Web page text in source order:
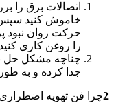
اتصالات برق را
خاموش کنید سپس
حرکت روان نبود
را روغن کاری
چناچه مشکل حل
جدا کرده و به طور
2چرا فن تهویه